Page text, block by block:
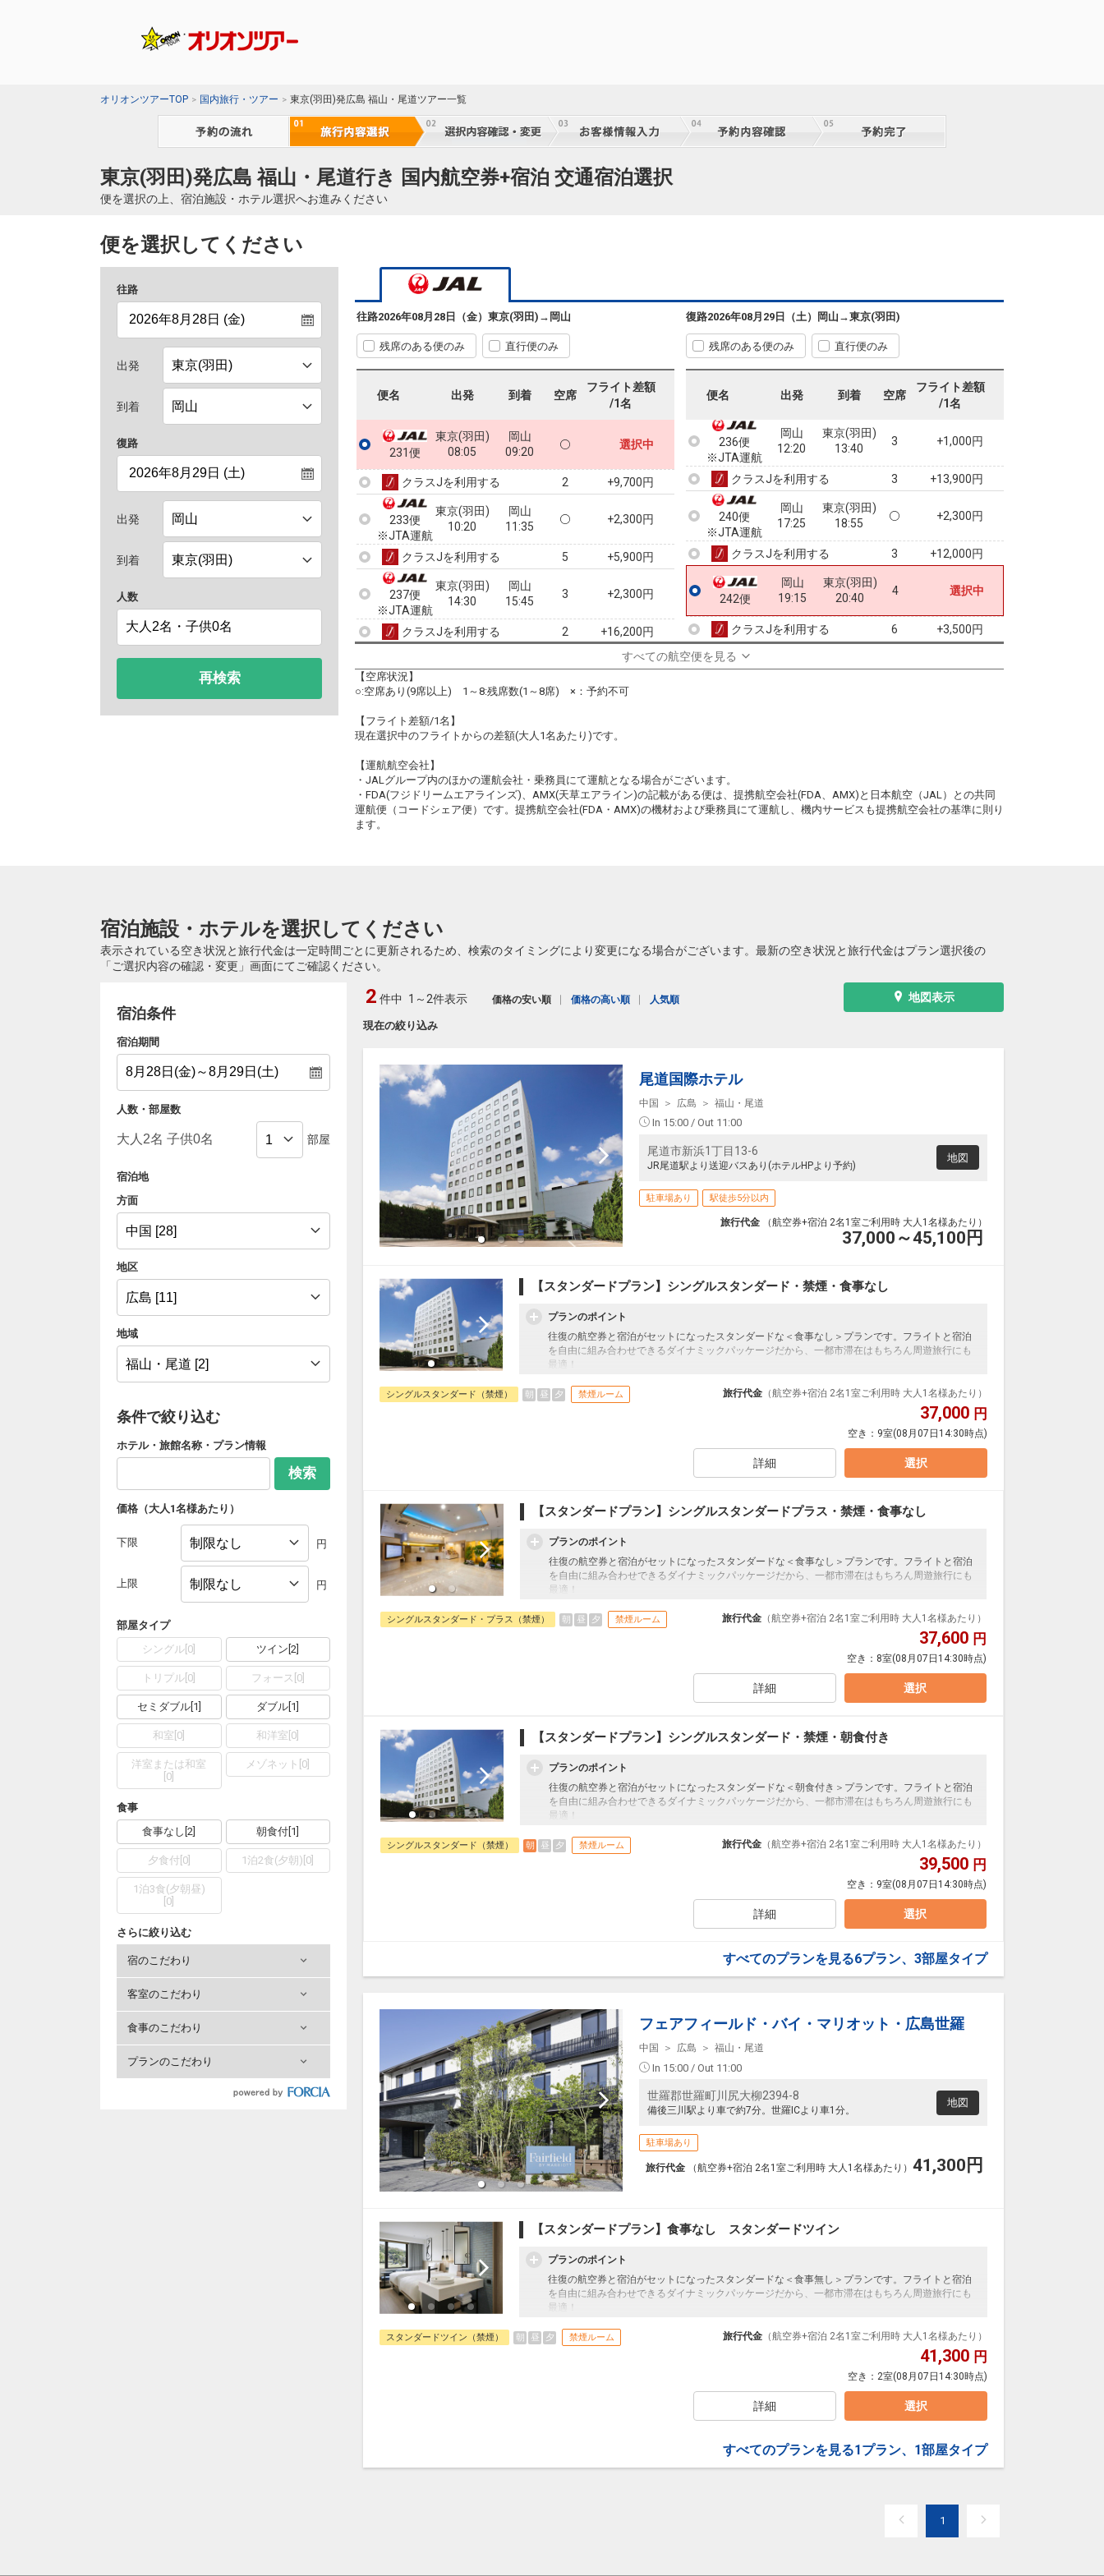
オリオンツアーTOP 国内旅行・ツアー 東京(羽田)発広島 福山・尾道ツアー一覧
東京(羽田)発広島 福山・尾道行き 国内航空券+宿泊 交通宿泊選択
便を選択の上、宿泊施設・ホテル選択へお進みください
便を選択してください
往路
出発
到着
復路
出発
到着
人数
再検索
往路2026年08月28日（金） 東京(羽田) → 岡山
残席のある便のみ 直行便のみ
便名 出発 到着 空席
フライト差額
/1名
231便
東京(羽田)
08:05
岡山
09:20
選択中
クラスJを利用する 2 +9,700円
233便
※JTA運航
東京(羽田)
10:20
岡山
11:35
+2,300円
クラスJを利用する 5 +5,900円
237便
※JTA運航
東京(羽田)
14:30
岡山
15:45
3 +2,300円
クラスJを利用する 2 +16,200円
239便
+0円
241便
※JTA運航
東京(羽田)
岡山
クラスJを利用する 4 +3,500円
復路2026年08月29日（土） 岡山 →東京(羽田)
残席のある便のみ 直行便のみ
便名 出発 到着 空席
フライト差額
/1名
※JTA運航
07:05
08:25
234便
岡山
10:00
東京(羽田)
11:20
3 +3,300円
クラスJを利用する 8 +5,900円
236便
※JTA運航
岡山
12:20
東京(羽田)
13:40
3 +1,000円
クラスJを利用する 3 +13,900円
240便
※JTA運航
岡山
17:25
東京(羽田)
18:55
+2,300円
クラスJを利用する 3 +12,000円
242便
岡山
19:15
東京(羽田)
20:40
4 選択中
クラスJを利用する 6 +3,500円
すべての航空便を見る
【空席状況】
○:空席あり(9席以上) 1～8:残席数(1～8席) ×：予約不可
【フライト差額/1名】
現在選択中のフライトからの差額(大人1名あたり)です。
【運航航空会社】
・JALグループ内のほかの運航会社・乗務員にて運航となる場合がございます。
・FDA(フジドリームエアラインズ)、AMX(天草エアライン)の記載がある便は、提携航空会社(FDA、AMX)と日本航空（JAL）との共同
運航便（コードシェア便）です。提携航空会社(FDA・AMX)の機材および乗務員にて運航し、機内サービスも提携航空会社の基準に則り
ます。
宿泊施設・ホテルを選択してください
表示されている空き状況と旅行代金は一定時間ごとに更新されるため、検索のタイミングにより変更になる場合がございます。最新の空き状況と旅行代金はプラン選択後の
「ご選択内容の確認・変更」画面にてご確認ください。
宿泊条件
宿泊期間
人数・部屋数
部屋
宿泊地
方面
地区
地域
条件で絞り込む
ホテル・旅館名称・プラン情報
検索
価格（大人1名様あたり）
下限 円
上限 円
部屋タイプ
シングル 0 ツイン [2
トリプル 0 フォース 0]
セミダブル[ 1 ダブル 1
和室 0 和洋室 0
洋室または和室
0
メゾネット 0
食事
食事なし [2 朝食付 1
夕食付 0] 1泊2食(夕朝) 0
1泊3食(夕朝昼)
0
さらに絞り込む
宿のこだわり
客室のこだわり
食事のこだわり
プランのこだわり
地図表示
現在の絞り込み
2 件中 1～2件表示 価格の安い順 価格の高い順 人気順
尾道国際ホテル
中国 広島 福山・尾道
In 15:00 / Out 11:00
尾道市新浜1丁目13-6
JR尾道駅より送迎バスあり(ホテルHPより予約)
地図
駐車場あり 駅徒歩5分以内
旅行代金 （航空券+宿泊 2名1室ご利用時 大人1名様あたり）
37,000～45,100 円
【スタンダードプラン】シングルスタンダード・禁煙・食事なし
プランのポイント
往復の航空券と宿泊がセットになったスタンダードな＜食事なし＞プランです。フライトと宿泊
を自由に組み合わせできるダイナミックパッケージだから、一都市滞在はもちろん周遊旅行にも
最適！
フライトは、安心のJAL（またはJALグループ）確約！フライトマイル50%貯まります。
オプションでレンタカーや現地交通・体験プランなどの追加（同時予約）が可能なプランもござ
シングルスタンダード（禁煙） 朝 昼 夕 禁煙ルーム 旅行代金 （航空券+宿泊 2名1室ご利用時 大人1名様あたり）
37,000 円
空き： 9室(08月07日14:30時点)
詳細 選択
【スタンダードプラン】シングルスタンダードプラス・禁煙・食事なし
プランのポイント
往復の航空券と宿泊がセットになったスタンダードな＜食事なし＞プランです。フライトと宿泊
を自由に組み合わせできるダイナミックパッケージだから、一都市滞在はもちろん周遊旅行にも
最適！
フライトは、安心のJAL（またはJALグループ）確約！フライトマイル50%貯まります。
オプションでレンタカーや現地交通・体験プランなどの追加（同時予約）が可能なプランもござ
シングルスタンダード・プラス（禁煙） 朝 昼 夕 禁煙ルーム 旅行代金 （航空券+宿泊 2名1室ご利用時 大人1名様あたり）
37,600 円
空き： 8室(08月07日14:30時点)
詳細 選択
【スタンダードプラン】シングルスタンダード・禁煙・朝食付き
プランのポイント
往復の航空券と宿泊がセットになったスタンダードな＜朝食付き＞プランです。フライトと宿泊
を自由に組み合わせできるダイナミックパッケージだから、一都市滞在はもちろん周遊旅行にも
最適！
フライトは、安心のJAL（またはJALグループ）確約！フライトマイル50%貯まります。
オプションでレンタカーや現地交通・体験プランなどの追加（同時予約）が可能なプランもござ
シングルスタンダード（禁煙） 朝 昼 夕 禁煙ルーム 旅行代金 （航空券+宿泊 2名1室ご利用時 大人1名様あたり）
39,500 円
空き： 9室(08月07日14:30時点)
詳細 選択
すべてのプランを見る6プラン、3部屋タイプ
フェアフィールド・バイ・マリオット・広島世羅
中国 広島 福山・尾道
In 15:00 / Out 11:00
世羅郡世羅町川尻大柳2394-8
備後三川駅より車で約7分。世羅ICより車1分。
地図
駐車場あり
旅行代金 （航空券+宿泊 2名1室ご利用時 大人1名様あたり） 41,300 円
【スタンダードプラン】食事なし スタンダードツイン
プランのポイント
往復の航空券と宿泊がセットになったスタンダードな＜食事無し＞プランです。フライトと宿泊
を自由に組み合わせできるダイナミックパッケージだから、一都市滞在はもちろん周遊旅行にも
最適！
フライトは、安心のJAL（またはJALグループ）確約！フライトマイル50%貯まります。
オプションでレンタカーや現地交通・体験プランなどの追加（同時予約）が可能なプランもござ
スタンダードツイン（禁煙） 朝 昼 夕 禁煙ルーム 旅行代金 （航空券+宿泊 2名1室ご利用時 大人1名様あたり）
41,300 円
空き： 2室(08月07日14:30時点)
詳細 選択
すべてのプランを見る1プラン、1部屋タイプ
1